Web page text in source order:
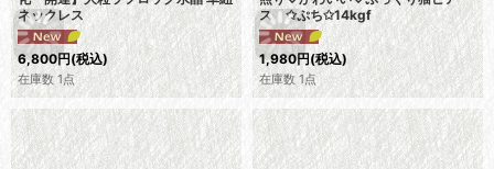
ネックレス
6,800円(税込)
在庫数 1点
ス ✩ぷち✩14kgf
1,980円(税込)
在庫数 1点